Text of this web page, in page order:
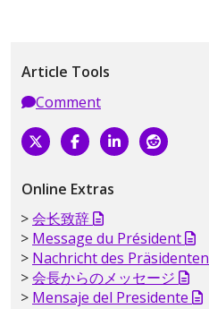
Article Tools
Comment
Online Extras
会长致辞
Message du Président
Nachricht des Präsidenten
会長からのメッセージ
Mensaje del Presidente